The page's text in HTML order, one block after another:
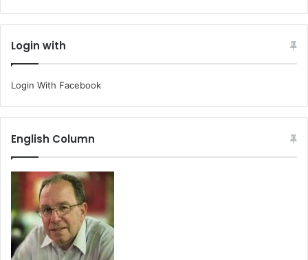
Login with
Login With Facebook
English Column